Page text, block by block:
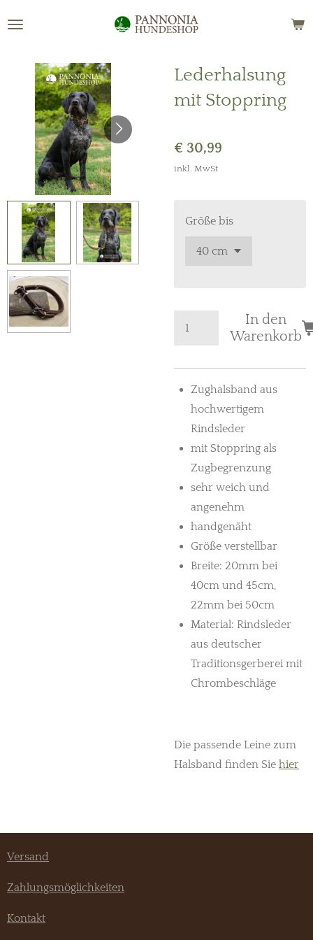
Lederhalsung
mit Stoppring
€ 30,99
inkl. MwSt
Größe bis
In den
Warenkorb
Zughalsband aus
hochwertigem
Rindsleder
mit Stoppring als
Zugbegrenzung
sehr weich und
angenehm
handgenäht
Größe verstellbar
Breite: 20mm bei
40cm und 45cm,
22mm bei 50cm
Material: Rindsleder
aus deutscher
Traditionsgerberei mit
Chrombeschläge
Die passende Leine zum
Halsband finden Sie hier
Versand
Zahlungsmöglichkeiten
Kontakt